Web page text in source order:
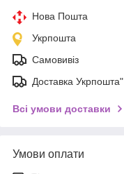
Нова Пошта
Укрпошта
Самовивіз
Доставка Укрпошта"
Всі умови доставки
Умови оплати